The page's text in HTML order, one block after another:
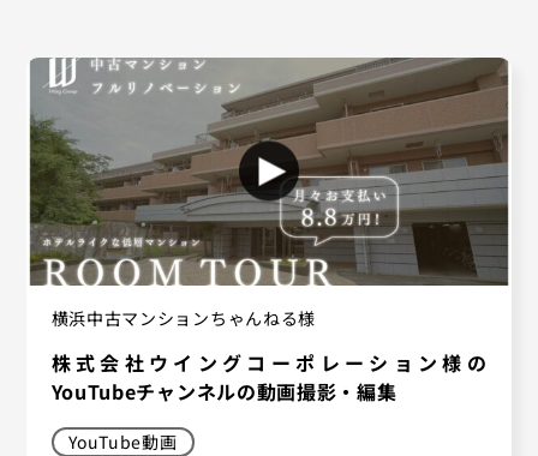
横浜中古マンションちゃんねる様
株式会社ウイングコーポレーション様の
YouTubeチャンネルの動画撮影・編集
YouTube動画